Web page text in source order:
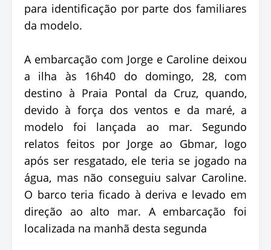
para identificação por parte dos familiares
da modelo.
A embarcação com Jorge e Caroline deixou
a ilha às 16h40 do domingo, 28, com
destino à Praia Pontal da Cruz, quando,
devido à força dos ventos e da maré, a
modelo foi lançada ao mar. Segundo
relatos feitos por Jorge ao Gbmar, logo
após ser resgatado, ele teria se jogado na
água, mas não conseguiu salvar Caroline.
O barco teria ficado à deriva e levado em
direção ao alto mar. A embarcação foi
localizada na manhã desta segunda